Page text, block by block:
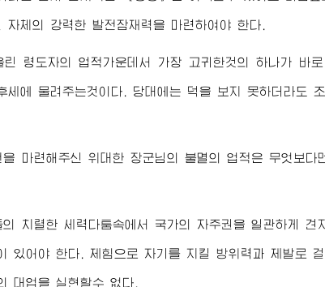
자체의 강력한 발전잠재력을 마련하여야 한다.
린 령도자의 업적가운데서 가장 고귀한것의 하나가 바
세에 물려주는것이다. 당대에는 덕을 보지 못하더라도
마련해주신 위대한 장군님 의 불멸의 업적은 무엇보다
치렬한 세력다툼속에서 국가의 자주권을 일관하게 견
있어야 한다. 제힘으로 자기를 지킬 방위력과 제발로
대업을 실현할수 없다.